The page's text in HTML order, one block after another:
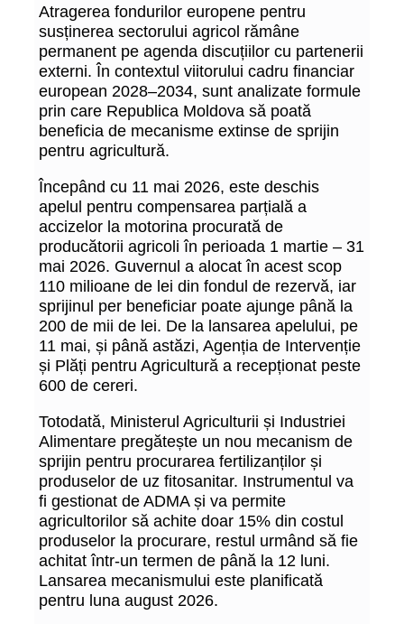
Atragerea fondurilor europene pentru
susținerea sectorului agricol rămâne
permanent pe agenda discuțiilor cu partenerii
externi. În contextul viitorului cadru financiar
european 2028–2034, sunt analizate formule
prin care Republica Moldova să poată
beneficia de mecanisme extinse de sprijin
pentru agricultură.
Începând cu 11 mai 2026, este deschis
apelul pentru compensarea parțială a
accizelor la motorina procurată de
producătorii agricoli în perioada 1 martie – 31
mai 2026. Guvernul a alocat în acest scop
110 milioane de lei din fondul de rezervă, iar
sprijinul per beneficiar poate ajunge până la
200 de mii de lei. De la lansarea apelului, pe
11 mai, și până astăzi, Agenția de Intervenție
și Plăți pentru Agricultură a recepționat peste
600 de cereri.
Totodată, Ministerul Agriculturii și Industriei
Alimentare pregătește un nou mecanism de
sprijin pentru procurarea fertilizanților și
produselor de uz fitosanitar. Instrumentul va
fi gestionat de ADMA și va permite
agricultorilor să achite doar 15% din costul
produselor la procurare, restul urmând să fie
achitat într-un termen de până la 12 luni.
Lansarea mecanismului este planificată
pentru luna august 2026.